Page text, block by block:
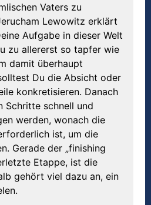
Vaters zu
Lewowitz erklärt
Aufgabe in dieser Welt
zu allererst so tapfer wie
damit überhaupt
Du die Absicht oder
konkretisieren. Danach
Schritte schnell und
werden, wonach die
ist, um die
Gerade der „finishing
Etappe, ist die
gehört viel dazu an, ein